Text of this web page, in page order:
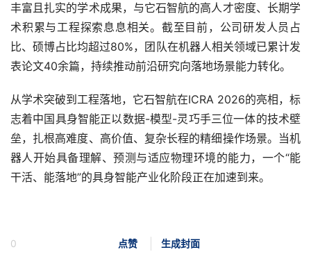
丰富且扎实的学术成果，与它石智航的高人才密度、长期学
术积累与工程探索息息相关。截至目前，公司研发人员占
比、硕博占比均超过80%，团队在机器人相关领域已累计发
表论文40余篇，持续推动前沿研究向落地场景能力转化。
从学术突破到工程落地，它石智航在ICRA 2026的亮相，标
志着中国具身智能正以数据-模型-灵巧手三位一体的技术壁
垒，扎根高难度、高价值、复杂长程的精细操作场景。当机
器人开始具备理解、预测与适应物理环境的能力，一个“能
干活、能落地”的具身智能产业化阶段正在加速到来。
点赞 生成封面
0